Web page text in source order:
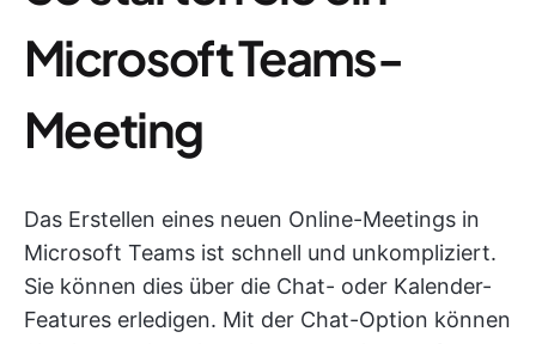
Microsoft Teams-
Meeting
Das Erstellen eines neuen Online-Meetings in
Microsoft Teams ist schnell und unkompliziert.
Sie können dies über die Chat- oder Kalender-
Features erledigen. Mit der Chat-Option können